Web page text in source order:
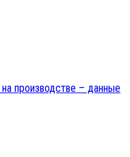
производстве – данные